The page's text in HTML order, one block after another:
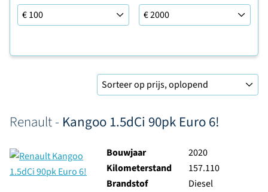
Leaseprijs tot
Renault - Kangoo 1.5dCi 90pk Euro 6!
Bouwjaar
2020
Kilometerstand
157.110
Brandstof
Diesel